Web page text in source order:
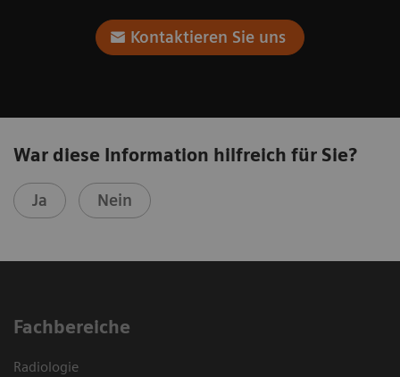
Kontaktieren Sie uns
War diese Information hilfreich für Sie?
Ja Nein
Fachbereiche
Radiologie